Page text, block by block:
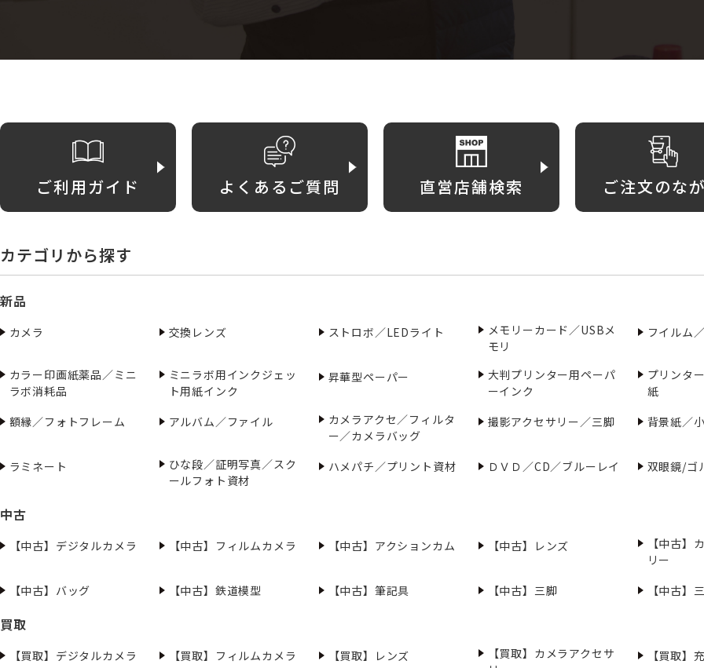
ご利用ガイド よくあるご質問 直営店舗検索 ご注文のな
カテゴリから探す
新品
カメラ 交換レンズ ストロボ／LEDライト
メモリーカード／USBメ
モリ
フイルム
カラー印画紙薬品／ミニ
ラボ消耗品
ミニラボ用インクジェッ
ト用紙インク
昇華型ペーパー
大判プリンター用ペーパ
ーインク
プリンタ
紙
額縁／フォトフレーム
アルバム／ファイル
カメラアクセ／フィルタ
ー／カメラバッグ
撮影アクセサリー／三脚 背景紙／
ラミネート
ひな段／証明写真／スク
ールフォト資材
ハメパチ／プリント資材 ＤＶＤ／CD／ブルーレイ 双眼鏡/ゴ
中古
【中古】デジタルカメラ 【中古】フィルムカメラ 【中古】アクションカム 【中古】レンズ
【中古】
リー
【中古】バッグ
【中古】鉄道模型 【中古】筆記具 【中古】三脚 【中古】
買取
【買取】デジタルカメラ 【買取】フィルムカメラ 【買取】レンズ
【買取】カメラアクセサ
【買取】